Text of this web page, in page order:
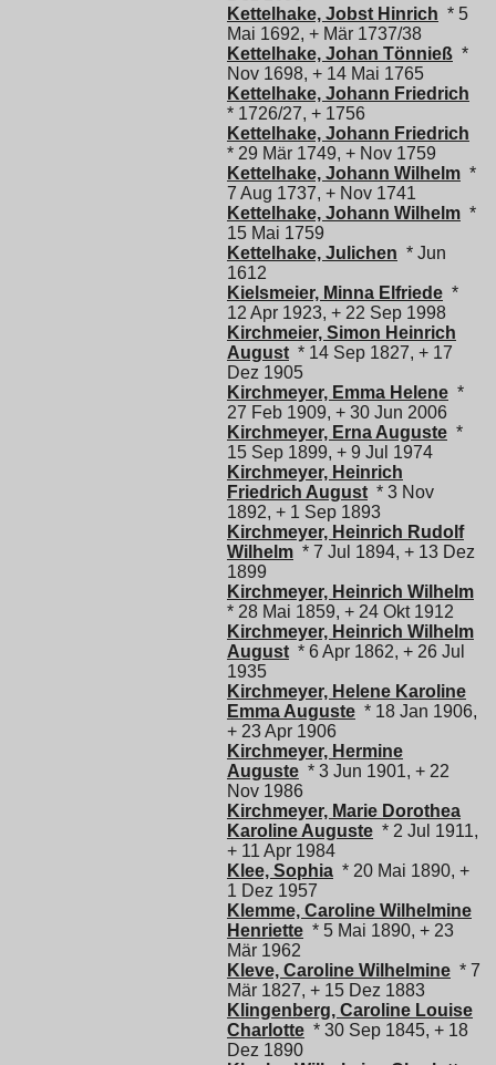
Kettelhake, Jobst Hinrich * 5
Mai 1692, + Mär 1737/38
Kettelhake, Johan Tönnieß *
Nov 1698, + 14 Mai 1765
Kettelhake, Johann Friedrich
* 1726/27, + 1756
Kettelhake, Johann Friedrich
* 29 Mär 1749, + Nov 1759
Kettelhake, Johann Wilhelm *
7 Aug 1737, + Nov 1741
Kettelhake, Johann Wilhelm *
15 Mai 1759
Kettelhake, Julichen * Jun
1612
Kielsmeier, Minna Elfriede *
12 Apr 1923, + 22 Sep 1998
Kirchmeier, Simon Heinrich
August * 14 Sep 1827, + 17
Dez 1905
Kirchmeyer, Emma Helene *
27 Feb 1909, + 30 Jun 2006
Kirchmeyer, Erna Auguste *
15 Sep 1899, + 9 Jul 1974
Kirchmeyer, Heinrich
Friedrich August * 3 Nov
1892, + 1 Sep 1893
Kirchmeyer, Heinrich Rudolf
Wilhelm * 7 Jul 1894, + 13 Dez
1899
Kirchmeyer, Heinrich Wilhelm
* 28 Mai 1859, + 24 Okt 1912
Kirchmeyer, Heinrich Wilhelm
August * 6 Apr 1862, + 26 Jul
1935
Kirchmeyer, Helene Karoline
Emma Auguste * 18 Jan 1906,
+ 23 Apr 1906
Kirchmeyer, Hermine
Auguste * 3 Jun 1901, + 22
Nov 1986
Kirchmeyer, Marie Dorothea
Karoline Auguste * 2 Jul 1911,
+ 11 Apr 1984
Klee, Sophia * 20 Mai 1890, +
1 Dez 1957
Klemme, Caroline Wilhelmine
Henriette * 5 Mai 1890, + 23
Mär 1962
Kleve, Caroline Wilhelmine * 7
Mär 1827, + 15 Dez 1883
Klingenberg, Caroline Louise
Charlotte * 30 Sep 1845, + 18
Dez 1890